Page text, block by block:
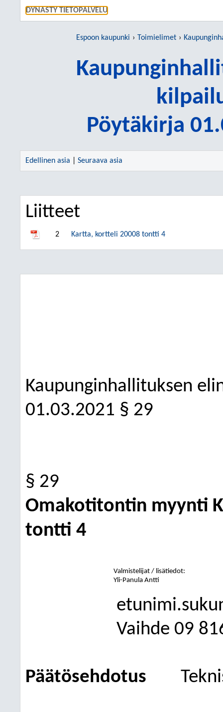
DYNASTY TIETOPALVELU
Espoon kaupunki Toimielimet
Pöytäkirja
Edellinen asia Seuraava asia
Liitteet
2 Kartta, kortteli 20008 tontti 4
Kaupunginhallituksen
01.03.2021 § 29
§ 29
Omakotitontin myynti
tontti 4
Valmistelijat / lisätiedot:
Yli-Panula Antti
Vaihde 09
Päätösehdotus